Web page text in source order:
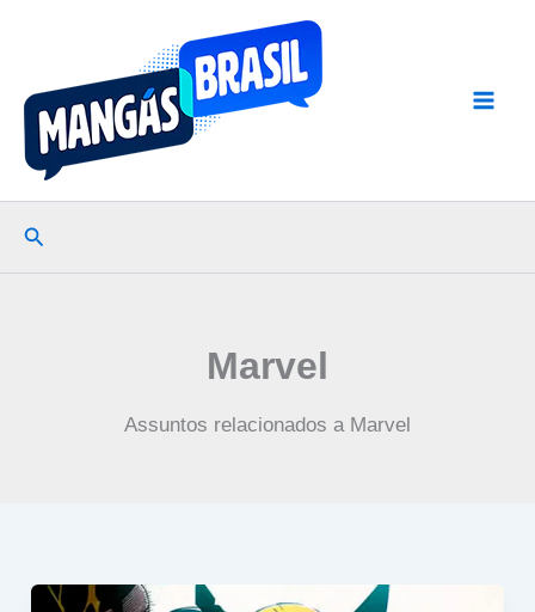
conteúdo
Pesquisar
Marvel
Assuntos relacionados a Marvel